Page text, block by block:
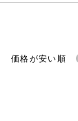
価格が安い順